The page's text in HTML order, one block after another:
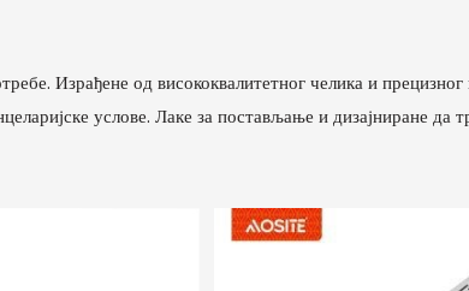
Израђене од висококвалитетног челика и
услове. Лаке за постављање и дизајниране да